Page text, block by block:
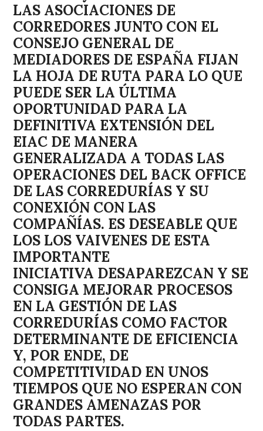
LAS ASOCIACIONES DE
CORREDORES JUNTO CON EL
CONSEJO GENERAL DE
MEDIADORES DE ESPAÑA FIJAN
LA HOJA DE RUTA PARA LO QUE
PUEDE SER LA ÚLTIMA
OPORTUNIDAD PARA LA
DEFINITIVA EXTENSIÓN DEL
EIAC DE MANERA
GENERALIZADA A TODAS LAS
OPERACIONES DEL BACK OFFICE
DE LAS CORREDURÍAS Y SU
CONEXIÓN CON LAS
COMPAÑÍAS. ES DESEABLE QUE
LOS LOS VAIVENES DE ESTA
IMPORTANTE
INICIATIVA DESAPAREZCAN Y SE
CONSIGA MEJORAR PROCESOS
EN LA GESTIÓN DE LAS
CORREDURÍAS COMO FACTOR
DETERMINANTE DE EFICIENCIA
Y, POR ENDE, DE
COMPETITIVIDAD EN UNOS
TIEMPOS QUE NO ESPERAN CON
GRANDES AMENAZAS POR
TODAS PARTES.